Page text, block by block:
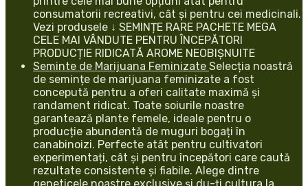
consumatorii recreativi, cât și pentru cei medicinali.
Vezi produsele ↓ SEMINȚE RARE PACHETE MEGA
CELE MAI VÂNDUTE PENTRU ÎNCEPĂTORI
PRODUCȚIE RIDICATĂ AROME NEOBIȘNUITE
Seminte de Marijuana Feminizate Selecția noastră
de semințe de marijuana feminizate a fost
concepută pentru a oferi calitate maximă și
randament ridicat. Toate soiurile noastre
garantează plante femele, ideale pentru o
producție abundentă de muguri bogați în
canabinoizi. Perfecte atât pentru cultivatori
experimentați, cât și pentru începători care caută
rezultate consistente și fiabile. Alege dintre